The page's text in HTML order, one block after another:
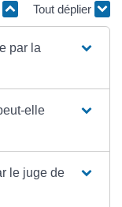
Tout déplier
par la
elle
le juge de